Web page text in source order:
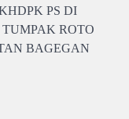
PS DI
ROTO
BAGEGAN